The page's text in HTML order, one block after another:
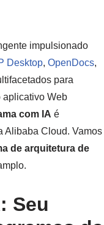
impulsionado
Desktop, OpenDocs,
para
aplicativo Web
com IA é
Alibaba Cloud. Vamos
de arquitetura de
Seu